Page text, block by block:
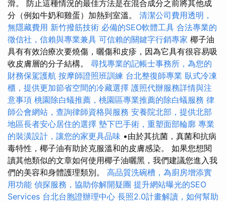
滑。 防止這種情況的最佳方法是在混合成分之前將其他成
分（例如牛奶和雞蛋）加熱到室溫。 清潔公司費用透明，
無隱藏費用 新竹撥筋技術 必備的SEO軟體工具 合法專業的
徵信社，信賴與專業兼具 可信賴的關鍵字行銷專家 椰子油
具有有效治療次要燒傷，曬傷和皮疹，因為它具有很容易吸
收皮膚層的分子結構。 尋找專業的記帳士事務所，為您的
財務保駕護航 按摩師證照班訓練 台北整復師專業 臥式冷凍
櫃，提供更加節省空間的冷藏選擇 護照代辦服務詳情與注
意事項 桃園除白蟻推薦，桃園區專業推薦的除白蟻服務 律
師公會網站，查詢律師資格與服務 安養院北部，提供北部
地區長者安心居住的選擇 墊下巴手術，重塑面部輪廓 專業
的裝潢設計，讓您的家更具品味 •由於其抗菌，真菌和抗病
毒特性，椰子油有助於克服溫和的皮膚感染。 如果您想閱
讀其他類似的文章如何使用椰子油曬黑，我們建議您進入我
們的美容和身體護理類別。 高品質洗碗槽，為廚房增添實
用功能 偵探服務，協助你解開疑團 提升網站曝光的SEO
Services 台北台胞證辦理中心 長照2.0計畫解讀，如何幫助